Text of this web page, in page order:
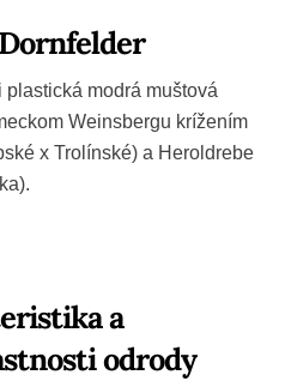
modrá muštová
Weinsbergu krížením
x Trolínské) a Heroldrebe
a
odrody